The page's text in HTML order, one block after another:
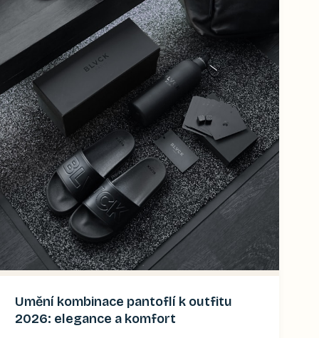
Umění kombinace pantoflí k outfitu
2026: elegance a komfort